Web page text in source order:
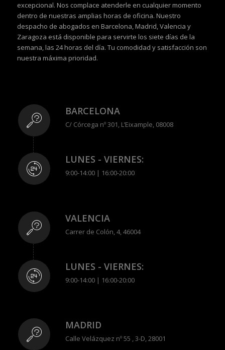
excepcional. Nos complace atenderle en cualquier momento
dentro de nuestras amplias horas de oficina. Nuestro
despacho de abogados en Barcelona, Madrid, Valencia y
Zaragoza está disponible para servirte los siete días de la
semana, las 24 horas del día. Tu comodidad y satisfacción son
nuestra máxima prioridad.
BARCELONA
C/ Córcega nº 301, L’Eixample, 08008
LUNES - VIERNES:
9:00-14:00 | 16:00-20:00
VALENCIA
Carrer de Colón, 4, 46004
LUNES - VIERNES:
9:00-14:00 | 16:00-20:00
MADRID
Calle Velázquez nº 55 , 3-D, 28001